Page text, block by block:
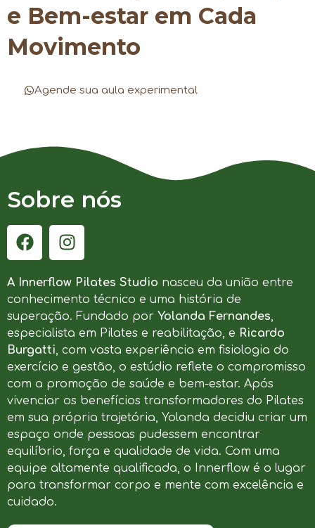
e Bem-estar em Cada
Movimento
Agende sua aula experimental
Sobre nós
A Innerflow Pilates Studio nasceu da união entre
conhecimento técnico e uma história de
superação. Fundado por Yolanda Fernandes,
especialista em Pilates e reabilitação, e Ricardo
Burgatti, com vasta experiência em fisiologia do
exercício e gestão, o estúdio reflete o compromisso
com a promoção de saúde e bem-estar. Após
vivenciar os benefícios transformadores do Pilates
em sua própria trajetória, Yolanda decidiu criar um
espaço onde pessoas pudessem encontrar
equilíbrio, força e qualidade de vida. Com uma
equipe altamente qualificada, o Innerflow é o lugar
para transformar corpo e mente com excelência e
cuidado.